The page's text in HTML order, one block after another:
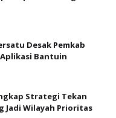
Desak Pemkab
Bantuin
Strategi Tekan
Jadi Wilayah Prioritas